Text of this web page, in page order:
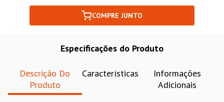
COMPRE JUNTO
Especificações do Produto
Descrição Do
Produto
Características
Informações
Adicionais